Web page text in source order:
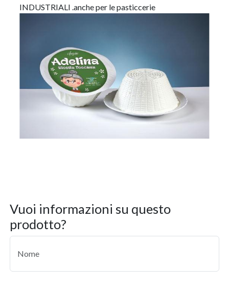
INDUSTRIALI .anche per le pasticcerie
vuoi informazioni su questo
prodotto?